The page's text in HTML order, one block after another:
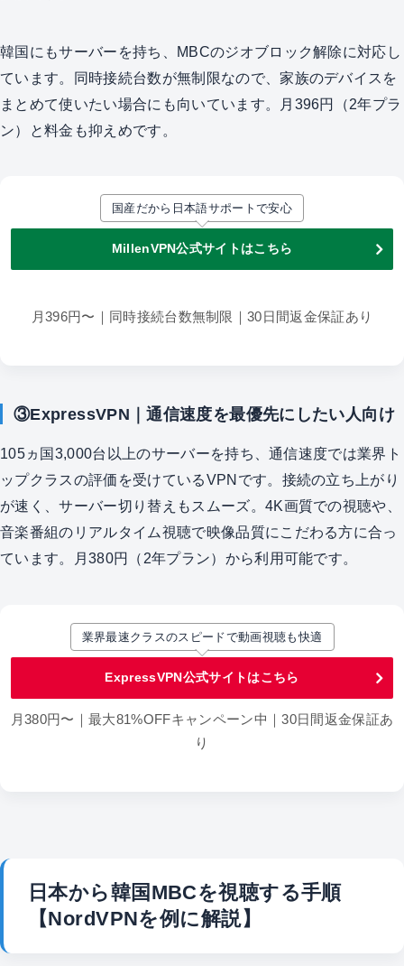
韓国にもサーバーを持ち、MBCのジオブロック解除に対応し
ています。同時接続台数が無制限なので、家族のデバイスを
まとめて使いたい場合にも向いています。月396円（2年プラ
ン）と料金も抑えめです。
国産だから日本語サポートで安心
MillenVPN公式サイトはこちら
月396円〜｜同時接続台数無制限｜30日間返金保証あり
③ExpressVPN｜通信速度を最優先にしたい人向け
105ヵ国3,000台以上のサーバーを持ち、通信速度では業界ト
ップクラスの評価を受けているVPNです。接続の立ち上がり
が速く、サーバー切り替えもスムーズ。4K画質での視聴や、
音楽番組のリアルタイム視聴で映像品質にこだわる方に合っ
ています。月380円（2年プラン）から利用可能です。
業界最速クラスのスピードで動画視聴も快適
ExpressVPN公式サイトはこちら
月380円〜｜最大81%OFFキャンペーン中｜30日間返金保証あ
り
日本から韓国MBCを視聴する手順
【NordVPNを例に解説】